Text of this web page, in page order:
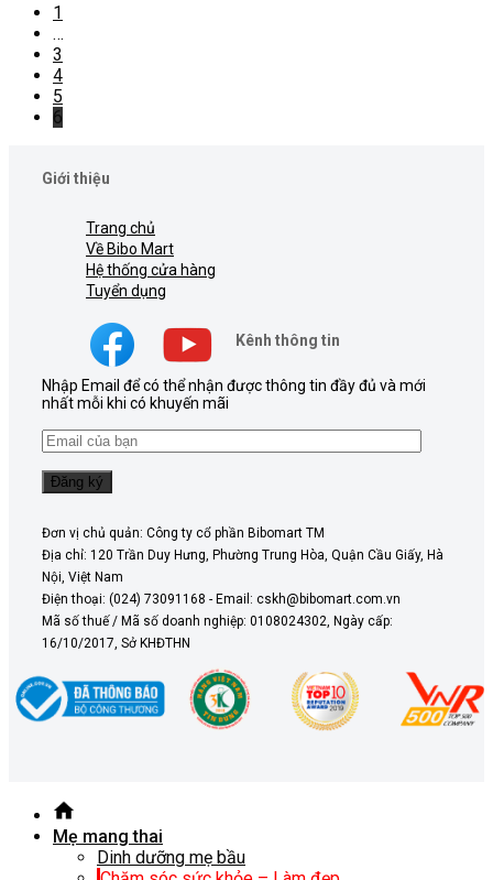
1
…
3
4
5
6
Giới thiệu
Trang chủ
Về Bibo Mart
Hệ thống cửa hàng
Tuyển dụng
Kênh thông tin
Nhập Email để có thể nhận được thông tin đầy đủ và mới
nhất mỗi khi có khuyến mãi
Đơn vị chủ quản: Công ty cổ phần Bibomart TM
Địa chỉ: 120 Trần Duy Hưng, Phường Trung Hòa, Quận Cầu Giấy, Hà
Nội, Việt Nam
Điện thoại: (024) 73091168 - Email: cskh@bibomart.com.vn
Mã số thuế / Mã số doanh nghiệp: 0108024302, Ngày cấp:
16/10/2017, Sở KHĐTHN
Mẹ mang thai
Dinh dưỡng mẹ bầu